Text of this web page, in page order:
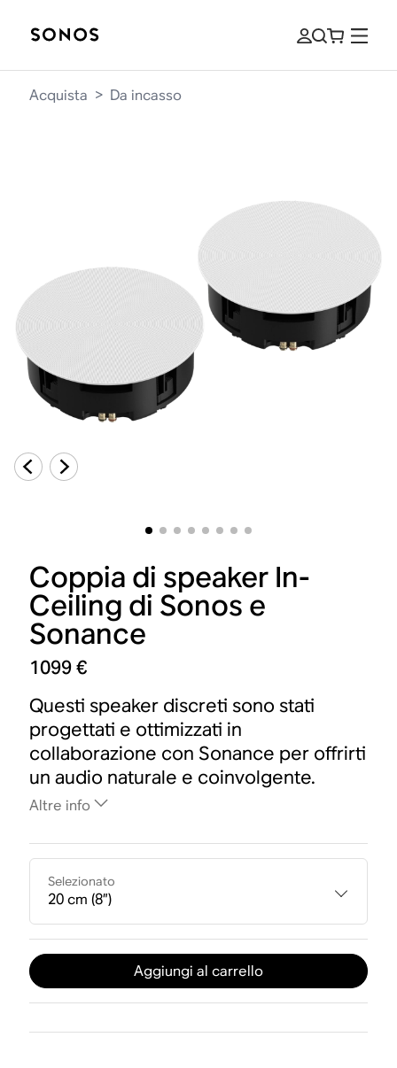
Acquista > Da incasso
Coppia di speaker In-
Ceiling di Sonos e
Sonance
1099 €
Questi speaker discreti sono stati
progettati e ottimizzati in
collaborazione con Sonance per offrirti
un audio naturale e coinvolgente.
Altre info
Selezionato
20 cm (8”)
Aggiungi al carrello